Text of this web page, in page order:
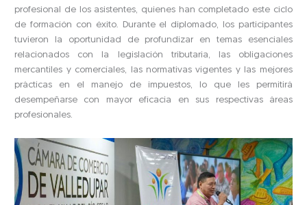
profesional de los asistentes, quienes han completado este ciclo
de formación con éxito. Durante el diplomado, los participantes
tuvieron la oportunidad de profundizar en temas esenciales
relacionados con la legislación tributaria, las obligaciones
mercantiles y comerciales, las normativas vigentes y las mejores
prácticas en el manejo de impuestos, lo que les permitirá
desempeñarse con mayor eficacia en sus respectivas áreas
profesionales.